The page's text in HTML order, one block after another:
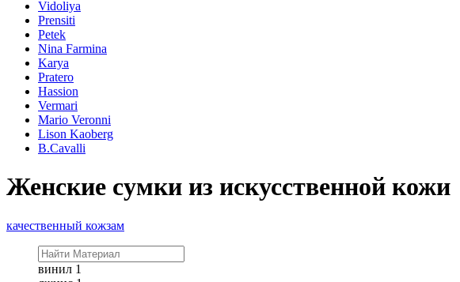
Vidoliya
Prensiti
Petek
Nina Farmina
Karya
Pratero
Hassion
Vermari
Mario Veronni
Lison Kaoberg
B.Cavalli
Женские сумки из искусственной кожи
качественный кожзам
винил 1